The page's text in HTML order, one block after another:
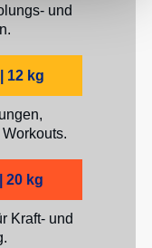
und
12 kg
20 kg
Kraft- und